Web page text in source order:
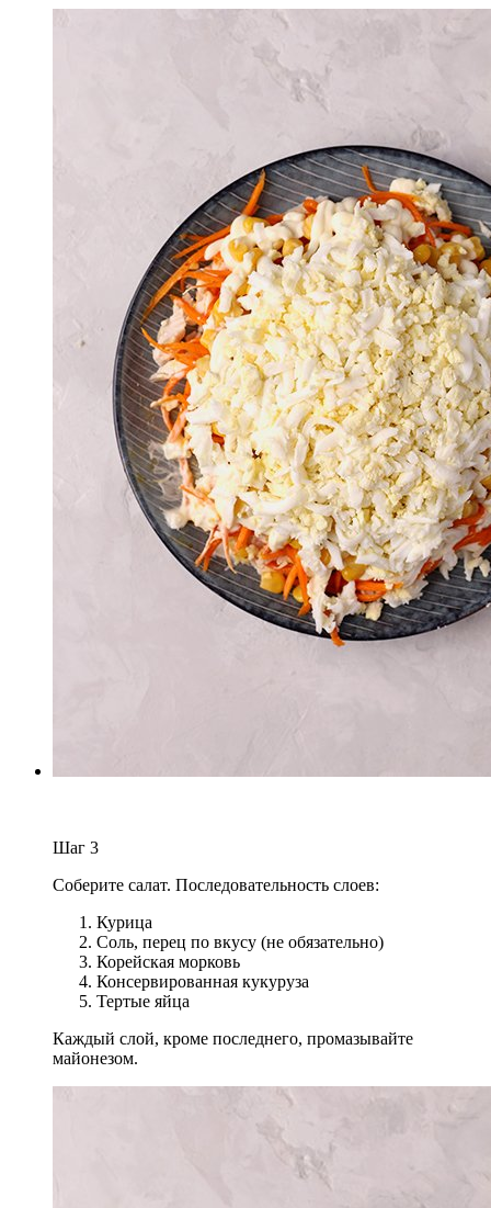
Шаг 3
Соберите салат. Последовательность слоев:
Курица
Соль, перец по вкусу (не обязательно)
Корейская морковь
Консервированная кукуруза
Тертые яйца
Каждый слой, кроме последнего, промазывайте
майонезом.